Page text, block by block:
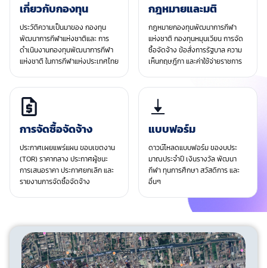
เกี่ยวกับกองทุน
ประวัติความเป็นมาของ กองทุน
พัฒนาการกีฬาแห่งชาติและ การ
ดำเนินงานกองทุนพัฒนาการกีฬา
แห่งชาติ ในการกีฬาแห่งประเทศไทย
กฎหมายและมติ
กฎหมายกองทุนพัฒนาการกีฬา
แห่งชาติ กองทุนหมุนเวียน การจัด
ซื้อจัดจ้าง ข้อสั่งการรัฐบาล ความ
เห็นกฤษฎีกา และค่าใช้จ่ายราชการ
การจัดซื้อจัดจ้าง
ประกาศเผยแพร่แผน ขอบเขตงาน
(TOR) ราคากลาง ประกาศผู้ชนะ
การเสนอราคา ประกาศยกเลิก และ
รายงานการจัดซื้อจัดจ้าง
แบบฟอร์ม
ดาวน์โหลดแบบฟอร์ม ของบประ
มาณประจําปี เงินรางวัล พัฒนา
กีฬา ทุนการศึกษา สวัสดิการ และ
อื่นๆ